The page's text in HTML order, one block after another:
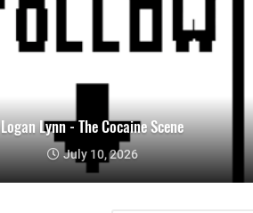
Logan Lynn - The Cocaine Scene
July 10, 2026